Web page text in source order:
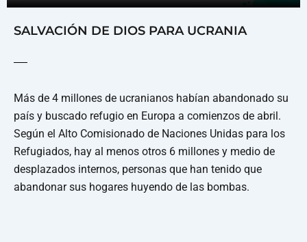
SALVACIÓN DE DIOS PARA UCRANIA
Más de 4 millones de ucranianos habían abandonado su
país y buscado refugio en Europa a comienzos de abril.
Según el Alto Comisionado de Naciones Unidas para los
Refugiados, hay al menos otros 6 millones y medio de
desplazados internos, personas que han tenido que
abandonar sus hogares huyendo de las bombas.